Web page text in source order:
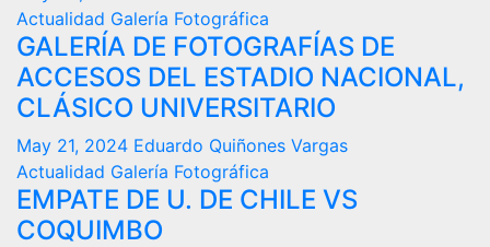
Actualidad Galería Fotográfica
GALERÍA DE FOTOGRAFÍAS DE
ACCESOS DEL ESTADIO NACIONAL,
CLÁSICO UNIVERSITARIO
May 21, 2024 Eduardo Quiñones Vargas
Actualidad Galería Fotográfica
EMPATE DE U. DE CHILE VS
COQUIMBO